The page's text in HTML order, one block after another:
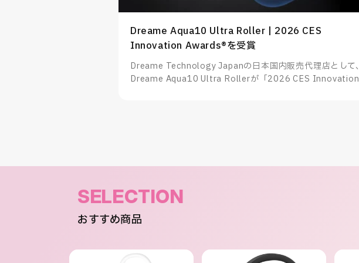
Dreame Aqua10 Ultra Roller | 2026 CES
Innovation Awards®を受賞
Dreame Technology Japanの日本国内販売代理店として、
Dreame Aqua10 Ultra Rollerが「2026 CES Innovation
SELECTION
おすすめ商品